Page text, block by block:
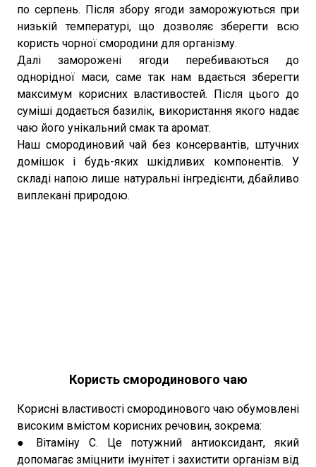
по серпень. Після збору ягоди заморожуються при
низькій температурі, що дозволяє зберегти всю
користь чорної смородини для організму.
Далі заморожені ягоди перебиваються до
однорідної маси, саме так нам вдається зберегти
максимум корисних властивостей. Після цього до
суміші додається базилік, використання якого надає
чаю його унікальний смак та аромат.
Наш смородиновий чай без консервантів, штучних
домішок і будь-яких шкідливих компонентів. У
складі напою лише натуральні інгредієнти, дбайливо
виплекані природою.
Користь смородинового чаю
Корисні властивості смородинового чаю обумовлені
високим вмістом корисних речовин, зокрема:
● Вітаміну С. Це потужний антиоксидант, який
допомагає зміцнити імунітет і захистити організм від